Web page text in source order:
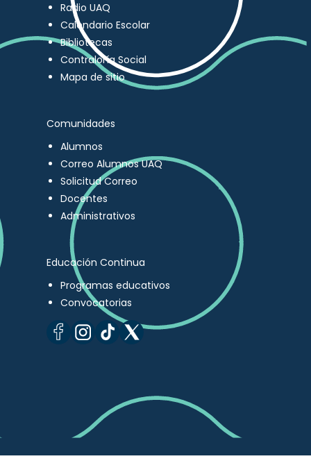
Radio UAQ
Calendario Escolar
Bibliotecas
Contraloría Social
Mapa de sitio
Comunidades
Alumnos
Correo Alumnos UAQ
Solicitud Correo
Docentes
Administrativos
Educación Continua
Programas educativos
Convocatorias